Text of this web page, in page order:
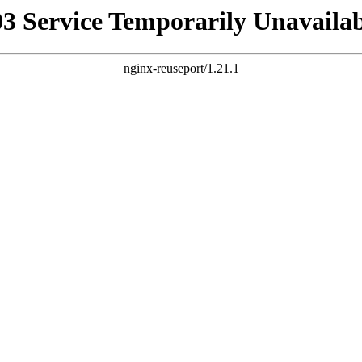
Service Temporarily
nginx-reuseport/1.21.1